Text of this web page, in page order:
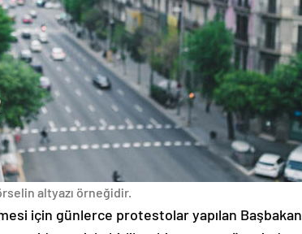
altyazı örneğidir.
için günlerce protestolar yapılan Başbakan